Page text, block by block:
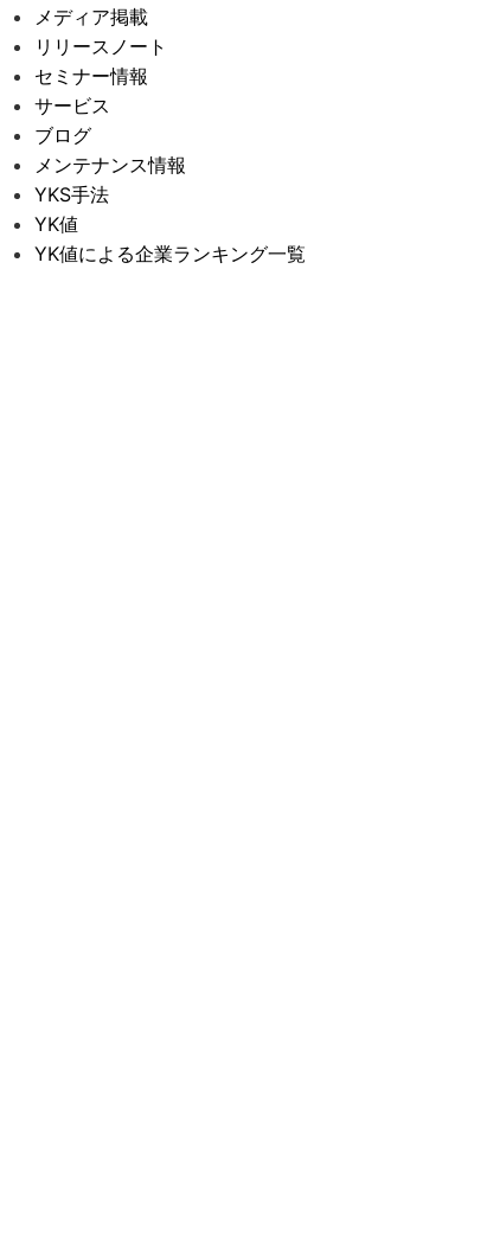
メディア掲載
リリースノート
セミナー情報
サービス
ブログ
メンテナンス情報
YKS手法
YK値
YK値による企業ランキング一覧